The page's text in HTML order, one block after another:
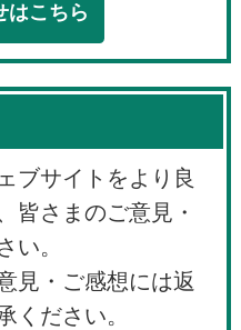
はこちら
ブサイトをより良
皆さまのご意見・
い。
見・ご感想には返
ください。